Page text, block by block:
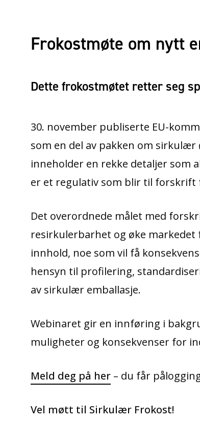
Frokostmøte om nytt
Dette frokostmøtet retter seg
30. november publiserte EU-
som en del av pakken om sirkulær
inneholder en rekke detaljer som
er et regulativ som blir til forskrift
Det overordnede målet med
resirkulerbarhet og øke
innhold, noe som vil få
hensyn til profilering,
av sirkulær emballasje.
Webinaret gir en innføring i
muligheter og konsekvenser for
Meld deg på her – du får
Vel møtt til Sirkulær Frokost!